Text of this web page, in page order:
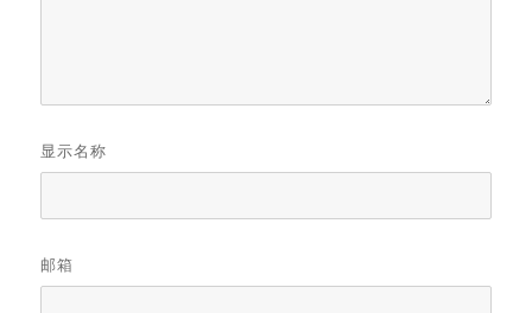
显示名称
邮箱